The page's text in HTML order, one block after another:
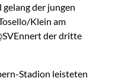
der jungen
Klein am
der dritte
Stadion leisteten